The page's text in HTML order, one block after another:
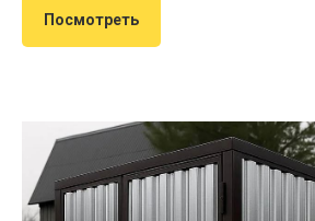
Посмотреть